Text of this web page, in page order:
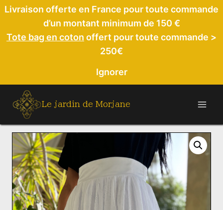
Aller
contenu
Livraison offerte en France pour toute commande
d’un montant minimum de 150 €
Tote bag en coton offert pour toute commande >
250€
Ignorer
Le jardin de Morjane